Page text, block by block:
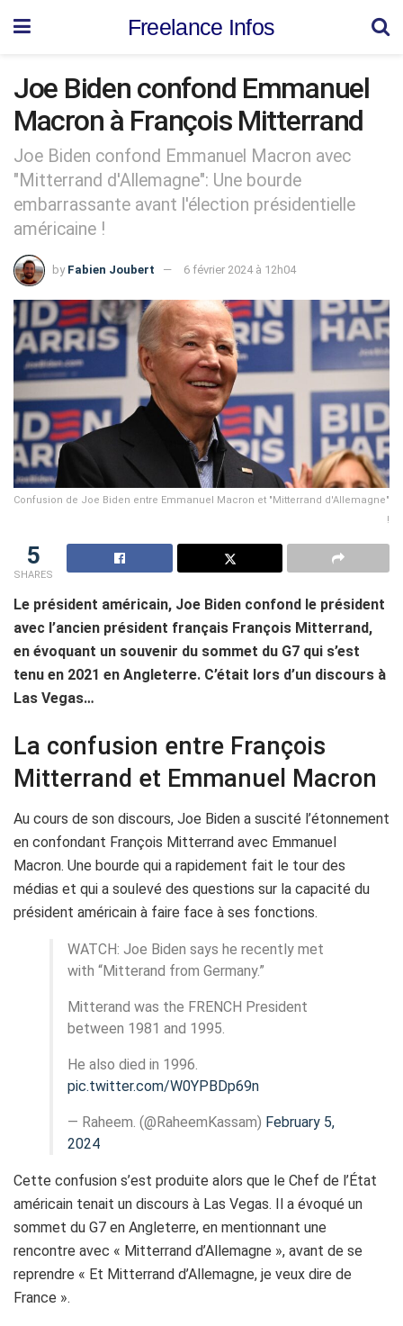
Freelance Infos
Joe Biden confond Emmanuel
Macron à François Mitterrand
Joe Biden confond Emmanuel Macron avec
"Mitterrand d'Allemagne": Une bourde
embarrassante avant l'élection présidentielle
américaine !
by Fabien Joubert 6 février 2024 à 12h04
Confusion de Joe Biden entre Emmanuel Macron et "Mitterrand d'Allemagne"
!
5
SHARES
Le président américain, Joe Biden confond le président
avec l’ancien président français François Mitterrand,
en évoquant un souvenir du sommet du G7 qui s’est
tenu en 2021 en Angleterre. C’était lors d’un discours à
Las Vegas…
La confusion entre François
Mitterrand et Emmanuel Macron
Au cours de son discours, Joe Biden a suscité l’étonnement
en confondant François Mitterrand avec Emmanuel
Macron. Une bourde qui a rapidement fait le tour des
médias et qui a soulevé des questions sur la capacité du
président américain à faire face à ses fonctions.
WATCH: Joe Biden says he recently met
with “Mitterand from Germany.”
Mitterand was the FRENCH President
between 1981 and 1995.
He also died in 1996.
pic.twitter.com/W0YPBDp69n
— Raheem. (@RaheemKassam) February 5,
2024
Cette confusion s’est produite alors que le Chef de l’État
américain tenait un discours à Las Vegas. Il a évoqué un
sommet du G7 en Angleterre, en mentionnant une
rencontre avec « Mitterrand d’Allemagne », avant de se
reprendre « Et Mitterrand d’Allemagne, je veux dire de
France ».